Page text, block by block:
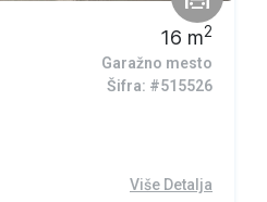
16 m2
Garažno mesto
Šifra: #515526
Više Detalja